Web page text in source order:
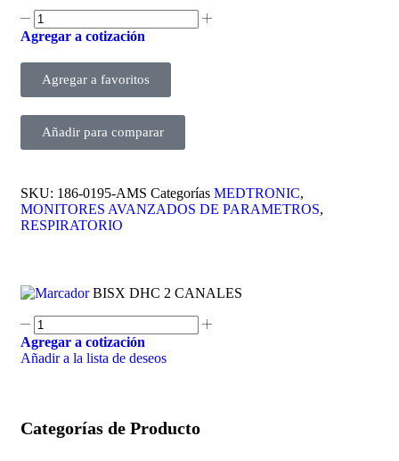
Agregar a cotización
Agregar a favoritos
Añadir para comparar
SKU: 186-0195-AMS Categorías MEDTRONIC,
MONITORES AVANZADOS DE PARAMETROS,
RESPIRATORIO
BISX DHC 2 CANALES
Agregar a cotización
Añadir a la lista de deseos
Categorías de Producto